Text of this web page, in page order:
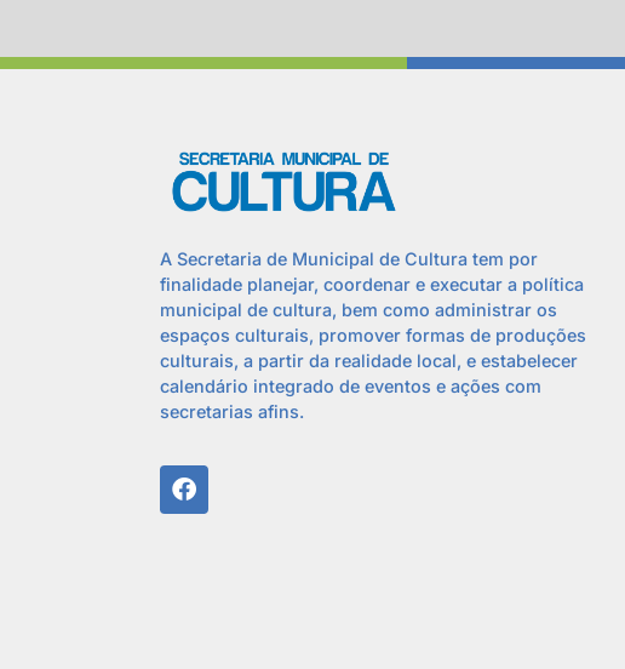
A Secretaria de Municipal de Cultura tem por
finalidade planejar, coordenar e executar a política
municipal de cultura, bem como administrar os
espaços culturais, promover formas de produções
culturais, a partir da realidade local, e estabelecer
calendário integrado de eventos e ações com
secretarias afins.